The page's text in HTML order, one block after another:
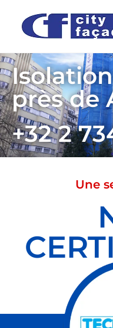
près de
+32 2
Une